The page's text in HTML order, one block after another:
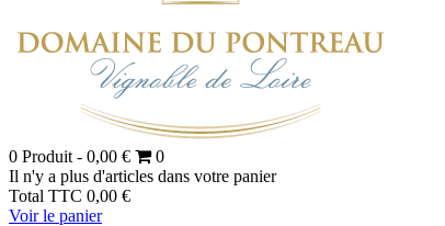
0 Produit - 0,00 €
0
Il n'y a plus d'articles dans votre panier
Total TTC 0,00 €
Voir le panier